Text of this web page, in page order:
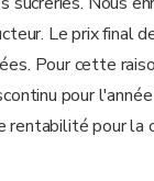
Le prix final
Pour cette
pour
pour